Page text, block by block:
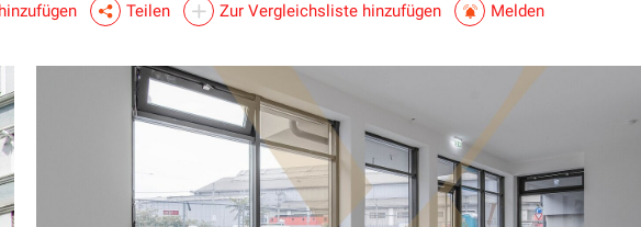
Teilen Zur Vergleichsliste hinzufügen Melden